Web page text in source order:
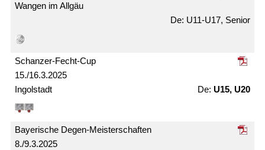
Wangen im Allgäu
U11-U17, Senior
15./16.3.2025
Schanzer-Fecht-Cup
Ingolstadt U15, U20
8./9.3.2025
Bayerische Degen-Meister­schaften